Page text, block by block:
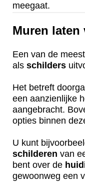
meegaat.
Muren laten
Een van de meest
als schilders
Het betreft
een aanzienlijke
aangebracht.
opties binnen
U kunt
schilderen van
bent over de
gewoonweg een